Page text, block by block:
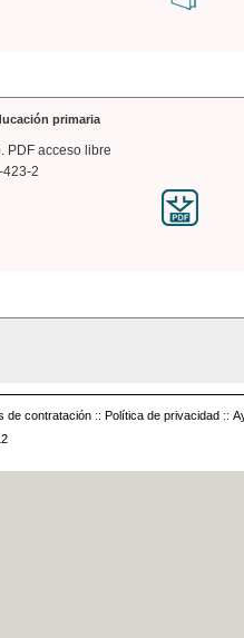
primaria
PDF acceso libre
423-2
de contratación :: Política de privacidad ::